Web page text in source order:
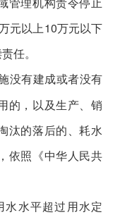
元以上10万元以下
任。
没有建成或者没有
的，以及生产、销
汰的落后的、耗水
依照《中华人民共
水平超过用水定